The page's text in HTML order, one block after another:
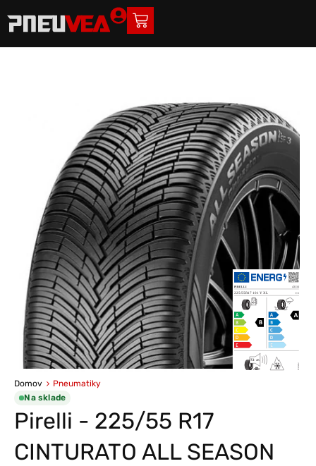
Domov
Pneumatiky
Na sklade
Pirelli - 225/55 R17
CINTURATO ALL SEASON